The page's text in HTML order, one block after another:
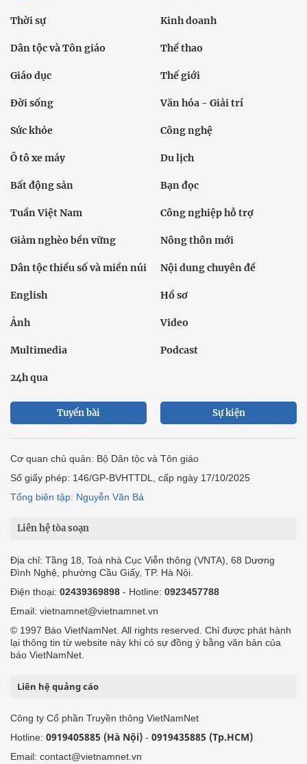
Thời sự Kinh doanh
Dân tộc và Tôn giáo Thể thao
Giáo dục Thế giới
Đời sống Văn hóa - Giải trí
Sức khỏe Công nghệ
Ô tô xe máy Du lịch
Bất động sản Bạn đọc
Tuần Việt Nam Công nghiệp hỗ trợ
Giảm nghèo bền vững Nông thôn mới
Dân tộc thiểu số và miền núi Nội dung chuyên đề
English Hồ sơ
Ảnh Video
Multimedia Podcast
24h qua
Tuyến bài Sự kiện
Cơ quan chủ quản: Bộ Dân tộc và Tôn giáo
Số giấy phép: 146/GP-BVHTTDL, cấp ngày 17/10/2025
Tổng biên tập: Nguyễn Văn Bá
Liên hệ tòa soạn
Địa chỉ: Tầng 18, Toà nhà Cục Viễn thông (VNTA), 68 Dương
Đình Nghệ, phường Cầu Giấy, TP. Hà Nội.
Điện thoại: 02439369898 - Hotline: 0923457788
Email: vietnamnet@vietnamnet.vn
© 1997 Báo VietNamNet. All rights reserved. Chỉ được phát hành
lại thông tin từ website này khi có sự đồng ý bằng văn bản của
báo VietNamNet.
Liên hệ quảng cáo
Công ty Cổ phần Truyền thông VietNamNet
Hotline: 0919405885 (Hà Nội) - 0919435885 (Tp.HCM)
Email: contact@vietnamnet.vn